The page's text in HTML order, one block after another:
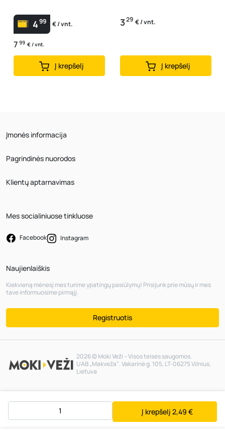
Į krepšelį 2,49 €
499 € / vnt.
7 99 € / vnt.
Į krepšelį
329 € / vnt.
Į krepšelį
Įmonės informacija
Pagrindinės nuorodos
Klientų aptarnavimas
Mes socialiniuose tinkluose
Facebook Instagram
Naujienlaiškis
Kiekvieną mėnesį mes turime ypatingų pasiūlymų! Prisijunk prie mūsų ir mes
tave informuosime pirmąjį.
Registruotis
2026 © Moki Veži – Visos teisės saugomos.
UAB „Makveža“. Vakarinė g. 105, LT-06275 Vilnius,
Lietuva